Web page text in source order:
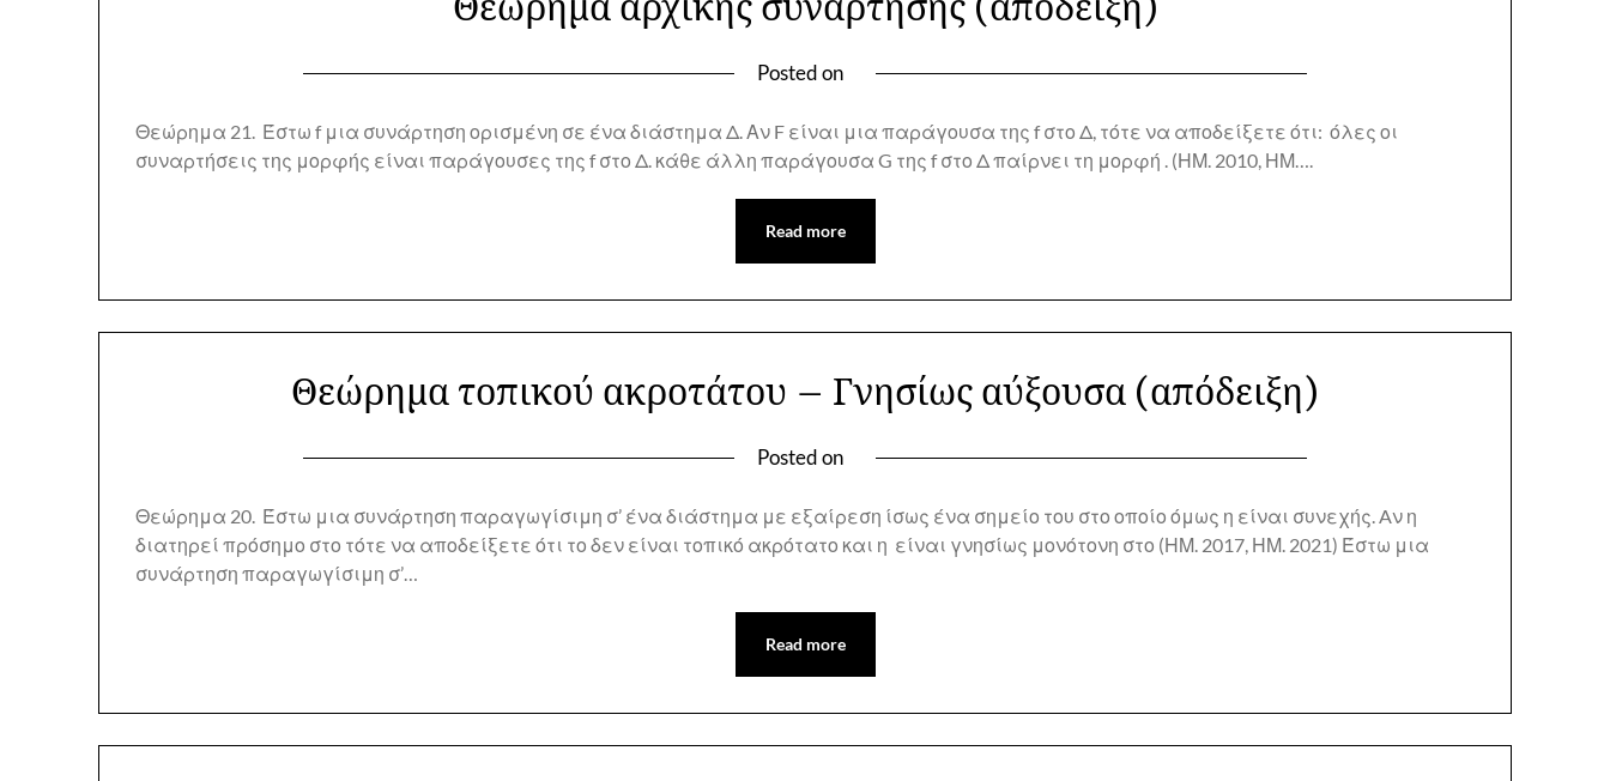
Posted on
Θεώρημα 21. Έστω f μια συνάρτηση ορισμένη σε ένα διάστημα Δ. Αν F είναι μια παράγουσα της f στο Δ, τότε να αποδείξετε ότι: όλες οι
συναρτήσεις της μορφής είναι παράγουσες της f στο Δ. κάθε άλλη παράγουσα G της f στο Δ παίρνει τη μορφή . (ΗΜ. 2010, ΗΜ….
Read more
Θεώρημα τοπικού ακροτάτου – Γνησίως αύξουσα (απόδειξη)
Posted on
Θεώρημα 20. Έστω μια συνάρτηση παραγωγίσιμη σ’ ένα διάστημα με εξαίρεση ίσως ένα σημείο του στο οποίο όμως η είναι συνεχής. Aν η
διατηρεί πρόσημο στο τότε να αποδείξετε ότι το δεν είναι τοπικό ακρότατο και η είναι γνησίως μονότονη στο (ΗΜ. 2017, ΗΜ. 2021) Έστω μια
συνάρτηση παραγωγίσιμη σ’…
Read more